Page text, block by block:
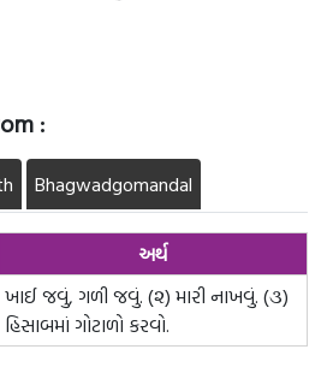
:
Bhagwadgomandal
અર્થ
ખાઈ જવું, ગળી જવું. (૨) મારી નાખવું. (૩)
હિસાબમાં ગોટાળો કરવો.